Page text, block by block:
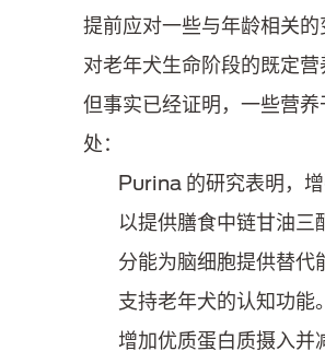
提前应对一些与年龄相关
对老年犬生命阶段的既定营
但事实已经证明，一些营
处：
Purina 的研究表明，
以提供膳食中链甘油
分能为脑细胞提供替代
支持老年犬的认知功能
增加优质蛋白质摄入并